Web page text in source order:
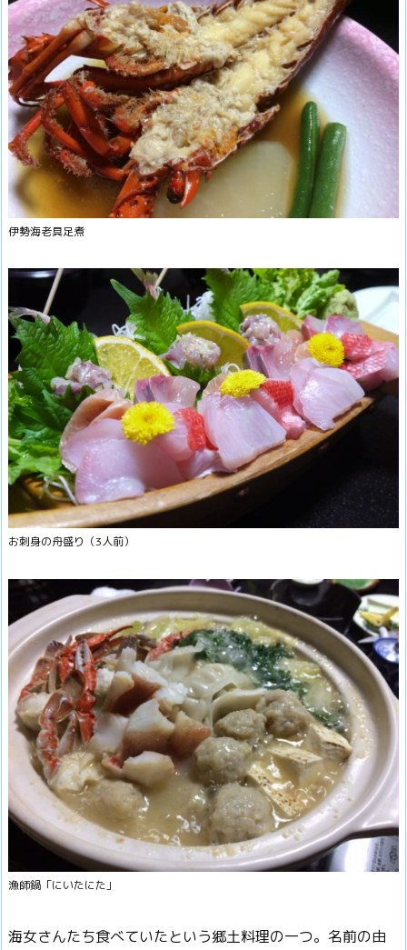
伊勢海老具足煮
お刺身の舟盛り（3人前）
漁師鍋「にいたにた」
海女さんたち食べていたという郷土料理の一つ。名前の由